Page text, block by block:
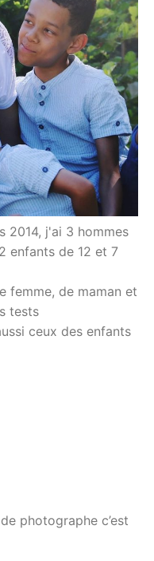
2014, j'ai 3 hommes
enfants de 12 et 7
femme, de maman et
tests
ceux des enfants
photographe c’est